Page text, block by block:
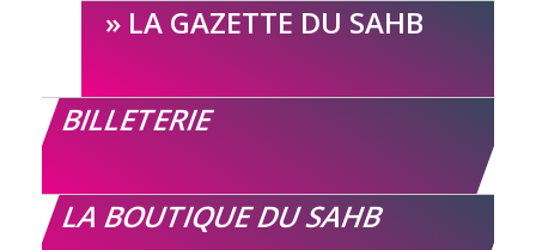
LA GAZETTE DU SAHB
BILLETERIE
LA BOUTIQUE DU SAHB